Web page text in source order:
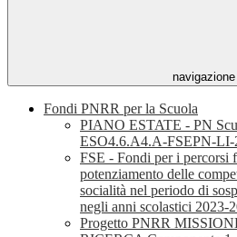
navigazione
Fondi PNRR per la Scuola
PIANO ESTATE - PN
ESO4.6.A4.A-FSEPN-LI-
FSE - Fondi per i percorsi
potenziamento delle
socialità nel periodo di
negli anni scolastici 2023-
Progetto PNRR